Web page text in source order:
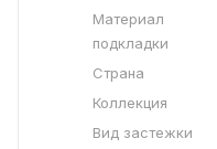
Материал
подкладки
Страна
Коллекция
Вид застежки